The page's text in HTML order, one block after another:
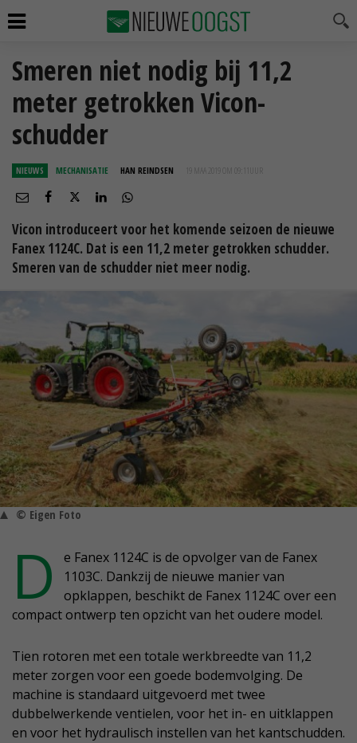
Smeren niet nodig bij 11,2
meter getrokken Vicon-
schudder
NIEUWS MECHANISATIE HAN REINDSEN 19 MAA 2019 OM 09:11
Vicon introduceert voor het komende seizoen de nieuwe
Fanex 1124C. Dat is een 11,2 meter getrokken schudder.
Smeren van de schudder niet meer nodig.
© Eigen Foto
D
e Fanex 1124C is de opvolger van de Fanex
1103C. Dankzij de nieuwe manier van
opklappen, beschikt de Fanex 1124C over een
compact ontwerp ten opzicht van het oudere model.
Tien rotoren met een totale werkbreedte van 11,2
meter zorgen voor een goede bodemvolging. De
machine is standaard uitgevoerd met twee
dubbelwerkende ventielen, voor het in- en uitklappen
en voor het hydraulisch instellen van het kantschudden.